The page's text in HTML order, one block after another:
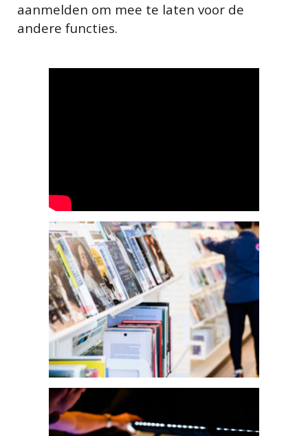
aanmelden om mee te laten voor de
andere functies.